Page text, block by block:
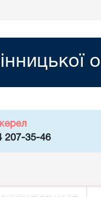
207-35-46